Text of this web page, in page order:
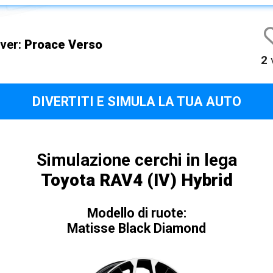
Proace Verso
2
DIVERTITI E SIMULA LA TUA AUTO
Simulazione cerchi in lega
Toyota RAV4 (IV) Hybrid
Modello di ruote:
Matisse Black Diamond